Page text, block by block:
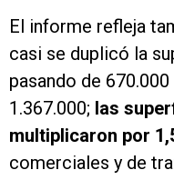
El informe refleja
casi se duplicó la
pasando de
1.367.000; las
multiplicaron por
comerciales y de